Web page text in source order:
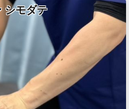
シモダテ